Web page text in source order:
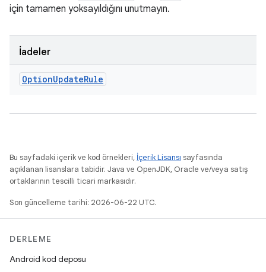
için tamamen yoksayıldığını unutmayın.
İadeler
OptionUpdateRule
Bu sayfadaki içerik ve kod örnekleri, İçerik Lisansı sayfasında
açıklanan lisanslara tabidir. Java ve OpenJDK, Oracle ve/veya satış
ortaklarının tescilli ticari markasıdır.
Son güncelleme tarihi: 2026-06-22 UTC.
DERLEME
Android kod deposu